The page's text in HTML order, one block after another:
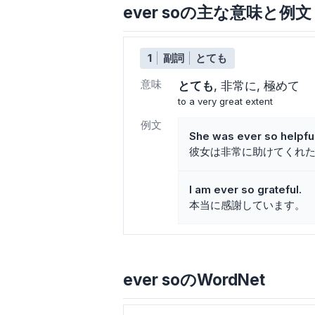
ever soの主な意味と例文
1 副詞
とても
意味
とても 非常に 極めて
to a very great extent
例文
She was ever so
彼女は非常に助けてくれ
I am ever so grateful.
本当に感謝しています。
ever soのWordNet